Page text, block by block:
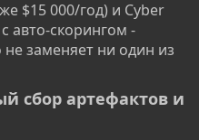
$15 000/год) и Cyber
авто-скорингом -
заменяет ни один из
сбор артефактов и